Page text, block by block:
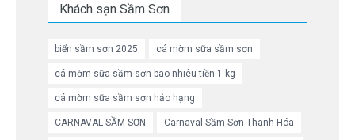
Khách sạn Sầm Sơn
biển sầm sơn 2025 cá mờm sữa sầm sơn
cá mờm sữa sầm sơn bao nhiêu tiền 1 kg
cá mờm sữa sầm sơn hảo hạng
CARNAVAL SẦM SƠN Carnaval Sầm Sơn Thanh Hóa